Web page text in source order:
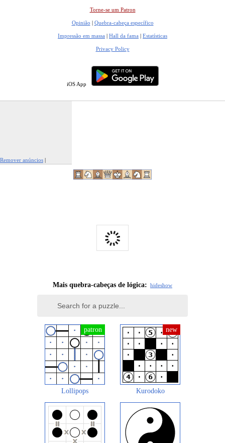
Torne-se um Patron
Opinião | Quebra-cabeça específico
Impressão em massa | Hall da fama | Estatísticas
Privacy Policy
iOS App
Remover anúncios |
Mais quebra-cabeças de lógica: hideshow
Lollipops Kurodoko